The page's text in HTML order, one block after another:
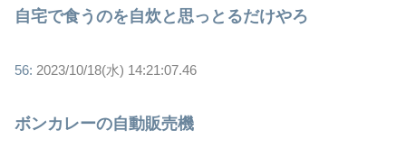
自宅で食うのを自炊と思っとるだけやろ
56: 2023/10/18(水) 14:21:07.46
ボンカレーの自動販売機